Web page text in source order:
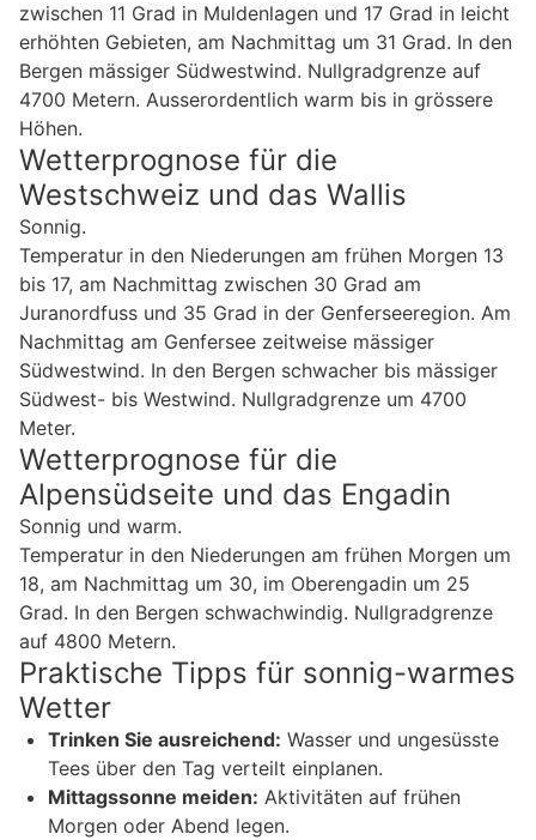
zwischen 11 Grad in Muldenlagen und 17 Grad in leicht
erhöhten Gebieten, am Nachmittag um 31 Grad. In den
Bergen mässiger Südwestwind. Nullgradgrenze auf
4700 Metern. Ausserordentlich warm bis in grössere
Höhen.
Wetterprognose für die
Westschweiz und das Wallis
Sonnig.
Temperatur in den Niederungen am frühen Morgen 13
bis 17, am Nachmittag zwischen 30 Grad am
Juranordfuss und 35 Grad in der Genferseeregion. Am
Nachmittag am Genfersee zeitweise mässiger
Südwestwind. In den Bergen schwacher bis mässiger
Südwest- bis Westwind. Nullgradgrenze um 4700
Meter.
Wetterprognose für die
Alpensüdseite und das Engadin
Sonnig und warm.
Temperatur in den Niederungen am frühen Morgen um
18, am Nachmittag um 30, im Oberengadin um 25
Grad. In den Bergen schwachwindig. Nullgradgrenze
auf 4800 Metern.
Praktische Tipps für sonnig-warmes
Wetter
Trinken Sie ausreichend: Wasser und ungesüsste
Tees über den Tag verteilt einplanen.
Mittagssonne meiden: Aktivitäten auf frühen
Morgen oder Abend legen.